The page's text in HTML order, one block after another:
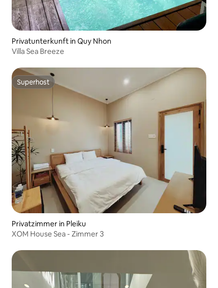
Privatunterkunft in Quy Nhon
Villa Sea Breeze
Superhost
Superhost
Privatzimmer in Pleiku
XOM House Sea - Zimmer 3